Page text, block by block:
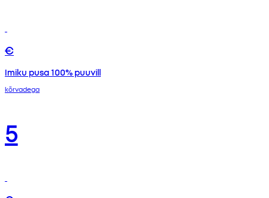
€
Imiku pusa 100% puuvill
kõrvadega
5